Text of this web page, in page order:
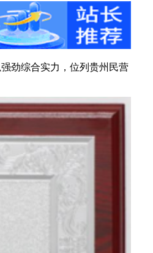
劲综合实力，位列贵州民营